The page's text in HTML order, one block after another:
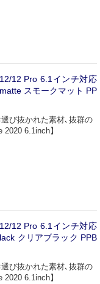
12 Pro 6.1インチ対応
スモークマット PP
び抜かれた素材､抜群の
6.1inch】
12 Pro 6.1インチ対応
クリアブラック PPB
び抜かれた素材､抜群の
6.1inch】